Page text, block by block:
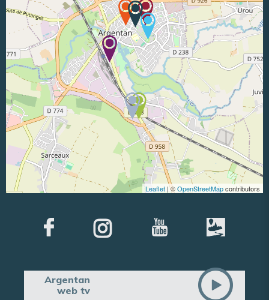
Leaflet | ©OpenStreetMapcontributors
Argentan
web tv